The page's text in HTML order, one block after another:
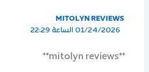
MITOLYN REVIEWS
01/24/2026 الساعة 22:29
**mitolyn reviews**